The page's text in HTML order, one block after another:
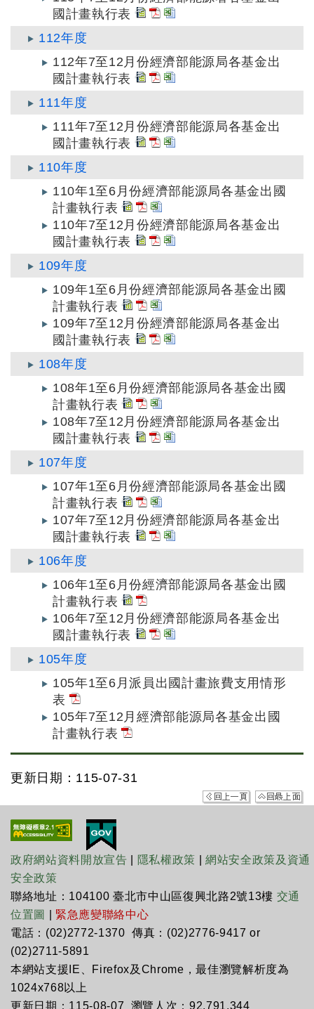
國計畫執行表
112年度
112年7至12月份經濟部能源局各基金出
國計畫執行表
111年度
111年7至12月份經濟部能源局各基金出
國計畫執行表
110年度
110年1至6月份經濟部能源局各基金出國
計畫執行表
110年7至12月份經濟部能源局各基金出
國計畫執行表
109年度
109年1至6月份經濟部能源局各基金出國
計畫執行表
109年7至12月份經濟部能源局各基金出
國計畫執行表
108年度
108年1至6月份經濟部能源局各基金出國
計畫執行表
108年7至12月份經濟部能源局各基金出
國計畫執行表
107年度
107年1至6月份經濟部能源局各基金出國
計畫執行表
107年7至12月份經濟部能源局各基金出
國計畫執行表
106年度
106年1至6月份經濟部能源局各基金出國
計畫執行表
106年7至12月份經濟部能源局各基金出
國計畫執行表
105年度
105年1至6月派員出國計畫旅費支用情形
表
105年7至12月經濟部能源局各基金出國
計畫執行表
更新日期：115-07-31
政府網站資料開放宣告 隱私權政策 |網站安全政策及資通
安全政策
聯絡地址：104100 臺北市中山區復興北路2號13樓 交通
位置圖
緊急應變聯絡中心
電話：(02)2772-1370 傳真：(02)2776-9417 or
(02)2711-5891
本網站支援IE、Firefox及Chrome，最佳瀏覽解析度為
1024x768以上
更新日期：115-08-07 瀏覽人次：92,791,344